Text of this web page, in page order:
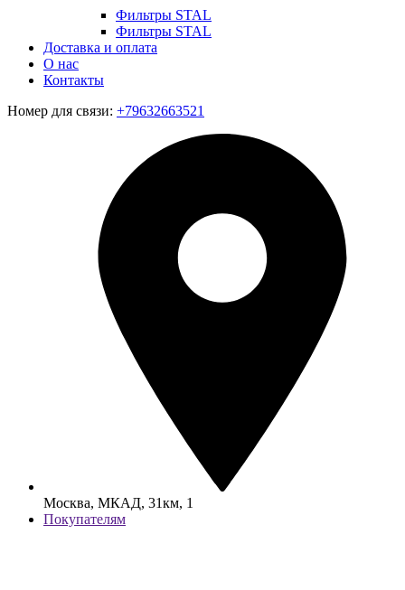
Фильтры STAL
Фильтры STAL
Доставка и оплата
О нас
Контакты
Номер для связи: +79632663521
Москва, МКАД, 31км, 1
Покупателям